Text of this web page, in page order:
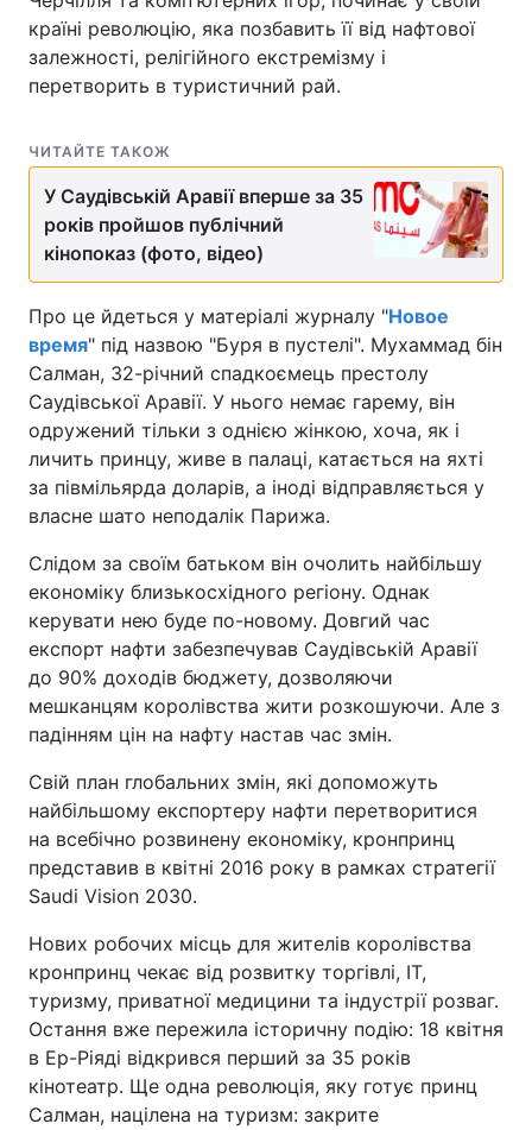
країні революцію, яка позбавить її від нафтової
залежності, релігійного екстремізму і
перетворить в туристичний рай.
ЧИТАЙТЕ ТАКОЖ
У Саудівській Аравії вперше за 35
років пройшов публічний
кінопоказ (фото, відео)
Про це йдеться у матеріалі журналу "Новое
время" під назвою "Буря в пустелі". Мухаммад бін
Салман, 32-річний спадкоємець престолу
Саудівської Аравії. У нього немає гарему, він
одружений тільки з однією жінкою, хоча, як і
личить принцу, живе в палаці, катається на яхті
за півмільярда доларів, а іноді відправляється у
власне шато неподалік Парижа.
Слідом за своїм батьком він очолить найбільшу
економіку близькосхідного регіону. Однак
керувати нею буде по-новому. Довгий час
експорт нафти забезпечував Саудівській Аравії
до 90% доходів бюджету, дозволяючи
мешканцям королівства жити розкошуючи. Але з
падінням цін на нафту настав час змін.
Свій план глобальних змін, які допоможуть
найбільшому експортеру нафти перетворитися
на всебічно розвинену економіку, кронпринц
представив в квітні 2016 року в рамках стратегії
Saudi Vision 2030.
Нових робочих місць для жителів королівства
кронпринц чекає від розвитку торгівлі, IT,
туризму, приватної медицини та індустрії розваг.
Остання вже пережила історичну подію: 18 квітня
в Ер-Ріяді відкрився перший за 35 років
кінотеатр. Ще одна революція, яку готує принц
Салман, націлена на туризм: закрите